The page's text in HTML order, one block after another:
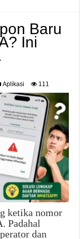
Baru
Ini
Aplikasi 111
ketika nomor
Padahal
dan